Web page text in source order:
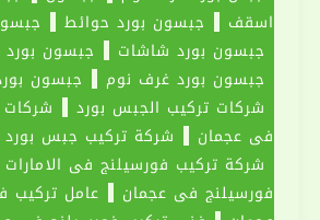
اسقف
جبسون بورد حوائط
جبسون بورد شاشات
جبسون
جبسون بورد غرف نوم
جبسون
شركات تركيب الجبس بورد
شركات
في عجمان
شركة تركيب جبس
شركة تركيب فورسيلنج في الامارات
فورسيلنج في عجمان
عامل تركيب